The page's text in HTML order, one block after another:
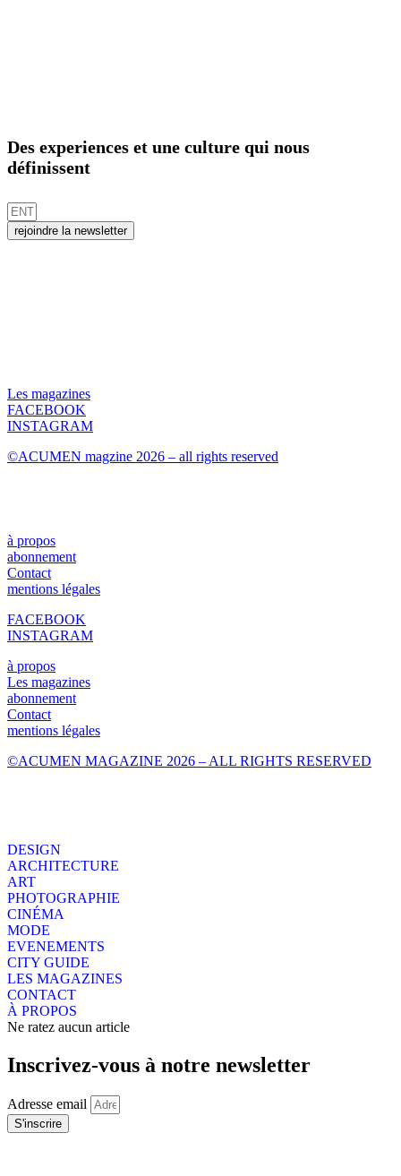
Des experiences et une culture qui nous
définissent
rejoindre la newsletter
Les magazines
FACEBOOK
INSTAGRAM
©ACUMEN magzine 2026 – all rights reserved
à propos
abonnement
Contact
mentions légales
FACEBOOK
INSTAGRAM
à propos
Les magazines
abonnement
Contact
mentions légales
©ACUMEN MAGAZINE 2026 – ALL RIGHTS RESERVED
DESIGN
ARCHITECTURE
ART
PHOTOGRAPHIE
CINÉMA
MODE
EVENEMENTS
CITY GUIDE
LES MAGAZINES
CONTACT
À PROPOS
Ne ratez aucun article
Inscrivez-vous à notre newsletter
Adresse email
S'inscrire